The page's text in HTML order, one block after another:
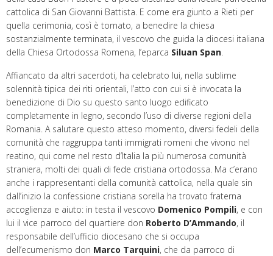
cattolica di San Giovanni Battista. E come era giunto a Rieti per
quella cerimonia, così è tornato, a benedire la chiesa
sostanzialmente terminata, il vescovo che guida la diocesi italiana
della Chiesa Ortodossa Romena, l’eparca Siluan Span.
Affiancato da altri sacerdoti, ha celebrato lui, nella sublime
solennità tipica dei riti orientali, l’atto con cui si è invocata la
benedizione di Dio su questo santo luogo edificato
completamente in legno, secondo l’uso di diverse regioni della
Romania. A salutare questo atteso momento, diversi fedeli della
comunità che raggruppa tanti immigrati romeni che vivono nel
reatino, qui come nel resto d’Italia la più numerosa comunità
straniera, molti dei quali di fede cristiana ortodossa. Ma c’erano
anche i rappresentanti della comunità cattolica, nella quale sin
dall’inizio la confessione cristiana sorella ha trovato fraterna
accoglienza e aiuto: in testa il vescovo Domenico Pompili, e con
lui il vice parroco del quartiere don Roberto D’Ammando, il
responsabile dell’ufficio diocesano che si occupa
dell’ecumenismo don Marco Tarquini, che da parroco di